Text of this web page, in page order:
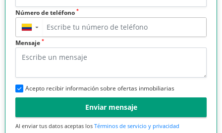
Número de teléfono *
▼
Mensaje *
Acepto recibir información sobre ofertas inmobiliarias
Enviar mensaje
Al enviar tus datos aceptas los Términos de servicio y privacidad